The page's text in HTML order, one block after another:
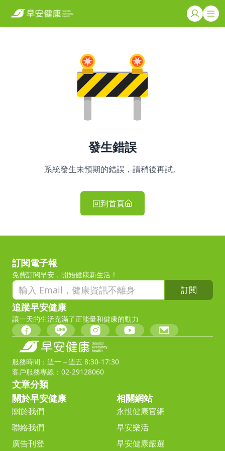
發生錯誤
系統發生未預期的錯誤，請稍後再試。
回到首頁
訂閱電子報
免費訂閱早安，開始健康新生活！
訂閱
追蹤早安健康
讓一天的生活充滿了正能量和健康的動力
服務時間：週一～週五 8:30-17:30
客戶服務專線：02-29128060
文章分類
關於早安健康
關於我們
聯絡我們
廣告刊登
相關網站
永悅健康官網
早安樂活
早安健康嚴選